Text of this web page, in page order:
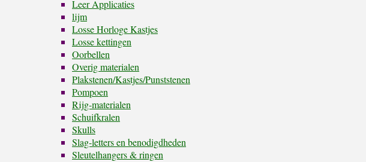
Leer Applicaties
lijm
Losse Horloge Kastjes
Losse kettingen
Oorbellen
Overig materialen
Plakstenen/Kastjes/Punststenen
Pompoen
Rijg-materialen
Schuifkralen
Skulls
Slag-letters en benodigdheden
Sleutelhangers & ringen